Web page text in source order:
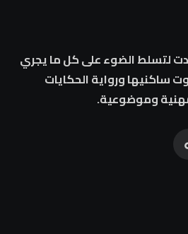
لتسلط الضوء على كل ما يجري
ساكنيها ورواية الحكايات
وموضوعية.